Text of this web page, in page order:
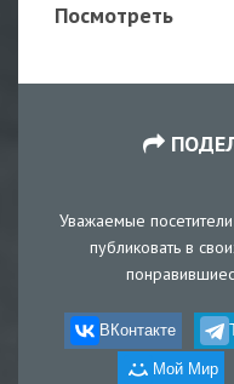
Посмотреть
Уважаемые
публиковать в
ВКонтакте
Мой Мир